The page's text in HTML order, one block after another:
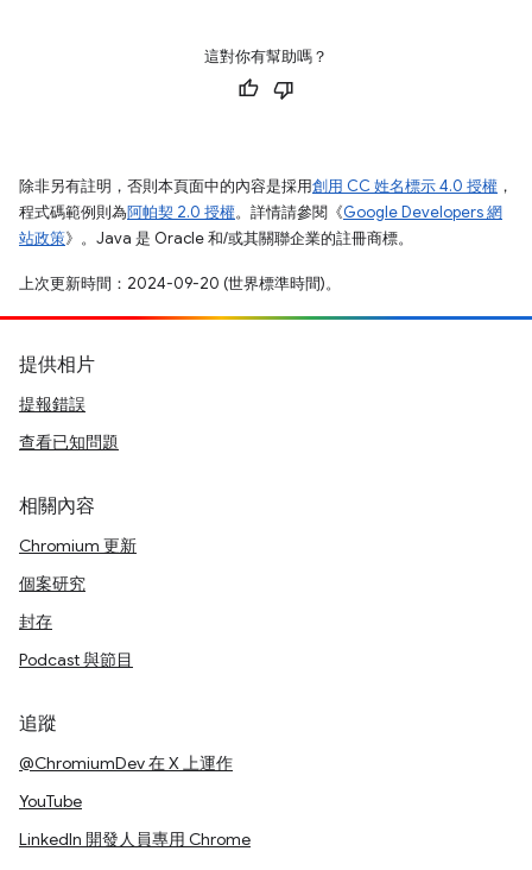
這對你有幫助嗎？
除非另有註明，否則本頁面中的內容是採用創用 CC 姓名標示 4.0 授權 ，
程式碼範例則為阿帕契 2.0 授權。詳情請參閱《Google Developers 網
站政策》。Java 是 Oracle 和/或其關聯企業的註冊商標。
上次更新時間：2024-09-20 (世界標準時間)。
提供相片
提報錯誤
查看已知問題
相關內容
Chromium 更新
個案研究
封存
Podcast 與節目
追蹤
@ChromiumDev 在 X 上運作
YouTube
LinkedIn 開發人員專用 Chrome